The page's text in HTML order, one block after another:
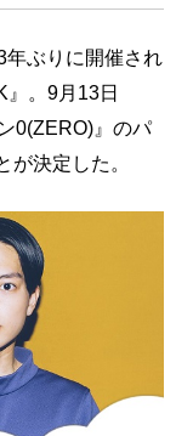
年ぶりに開催され
』。9月13日
0(ZERO)』のパ
決定した。